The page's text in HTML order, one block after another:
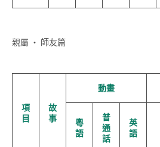
親屬 ‧ 師友篇
項
目
故
事
動畫
粵
語
普
通
話
英
語